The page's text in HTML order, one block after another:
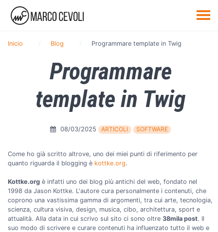
Inicio Blog Programmare template in Twig
Programmare
template in Twig
08/03/2025 ARTICOLI SOFTWARE
Come ho già scritto altrove, uno dei miei punti di riferimento per
quanto riguarda il blogging è kottke.org.
Kottke.org è infatti uno dei blog più antichi del web, fondato nel
1998 da Jason Kottke. L'autore cura personalmente i contenuti, che
coprono una vastissima gamma di argomenti, tra cui arte, tecnologia,
scienza, cultura visiva, design, musica, cibo, architettura, sport e
attualità. Alla data in cui scrivo sul sito ci sono oltre 38mila post. Il
suo modo di scrivere e curare contenuti ha influenzato tutto il web e